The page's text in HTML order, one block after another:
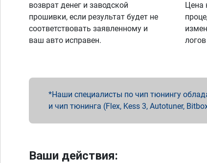
возврат денег и заводской
прошивки, если результат будет не
соответствовать заявленному и
ваш авто исправен.
Цена
Наши специалисты по чип тюнингу
и чип тюнинга (Flex, Kess 3, Autotuner,
Ваши действия: